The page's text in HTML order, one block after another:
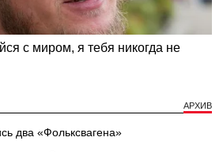
АРХИВ
два «Фольксвагена»